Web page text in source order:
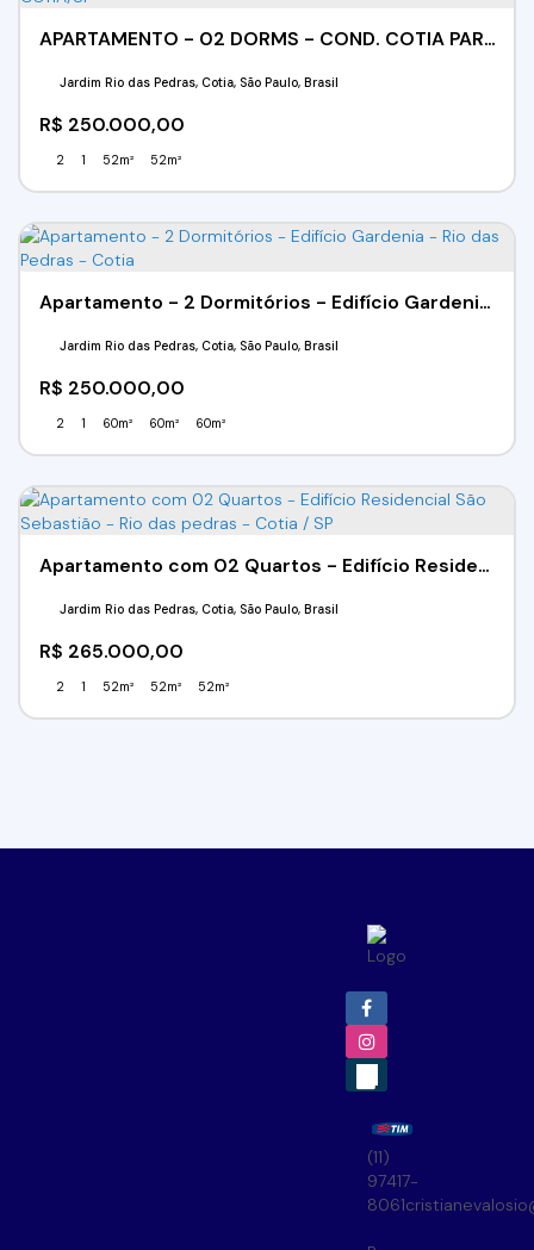
APARTAMENTO - 02 DORMS - COND. COTIA PARK 2 - COTIA/SP
R$ 250.000,00
Jardim Rio das Pedras, Cotia, São Paulo, Brasil
2 1 52m² 52m²
Apartamento - 2 Dormitórios - Edifício Gardenia - Rio das Pedras - Cotia
R$ 250.000,00
Jardim Rio das Pedras, Cotia, São Paulo, Brasil
2 1 60m² 60m² 60m²
Apartamento com 02 Quartos - Edifício Residencial São Sebastião - Rio das pedras - Cotia / SP
R$ 265.000,00
Jardim Rio das Pedras, Cotia, São Paulo, Brasil
2 1 52m² 52m² 52m²
(11)
97417-
8061